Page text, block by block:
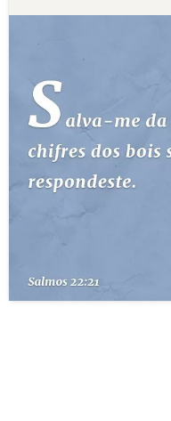
DEVOCIONAL DIÁRIO
ESTUDOS BÍBLICOS
ESBOÇOS DE PREGAÇÃO
TEMAS
PERGUNTE À BÍBLIA
TERMO BÍBLICO